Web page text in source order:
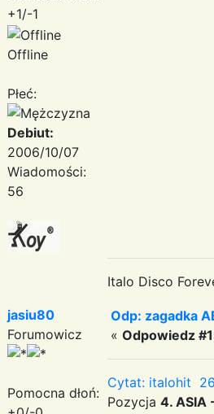
+1/-1
Offline
Płeć:
Debiut:
2006/10/07
Wiadomości:
56
Italo Disco
jasiu80
Forumowicz
Pomocna dłoń:
Odp: zagadka
« Odpowiedz
Cytat: italohit
Pozycja 4. ASIA